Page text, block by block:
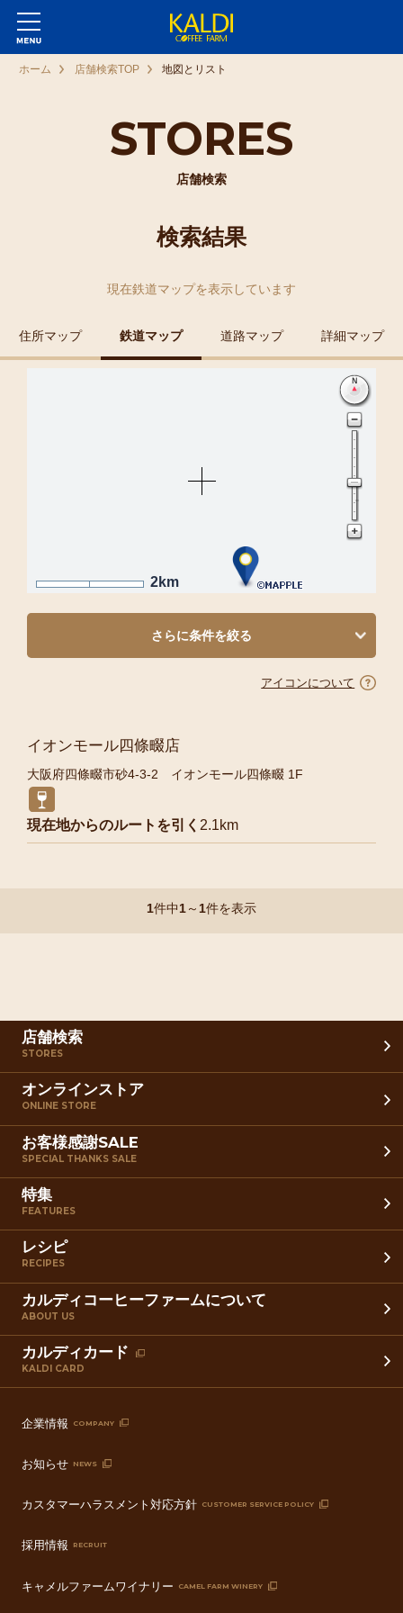
STORES
店舗検索
ホーム 店舗検索TOP 地図とリスト
検索結果
現在鉄道マップを表示しています
住所マップ 鉄道マップ 道路マップ 詳細マップ
2km
さらに条件を絞る
アイコンについて
イオンモール四條畷店
大阪府四條畷市砂4-3-2 イオンモール四條畷 1F
現在地からのルートを引く 2.1km
1件中1～1件を表示
店舗検索
STORES
オンラインストア
ONLINE STORE
お客様感謝SALE
SPECIAL THANKS SALE
特集
FEATURES
レシピ
RECIPES
カルディコーヒーファームについて
ABOUT US
カルディカード
KALDI CARD
企業情報 COMPANY
お知らせ NEWS
カスタマーハラスメント対応方針 CUSTOMER SERVICE POLICY
採用情報 RECRUIT
キャメルファームワイナリー CAMEL FARM WINERY